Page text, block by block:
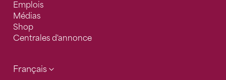
Emplois
Médias
Shop
Centrales d'annonce
Français